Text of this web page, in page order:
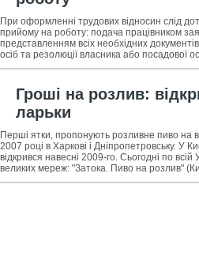
При оформленні трудових відносин слід
прийому на роботу: подача працівником
представленням всіх необхідних
осіб та резолюції власника або посадової
роботу; видання
Гроші на розлив:
ларьки
Перші ятки, пропонують розливне пиво на
2007 році в Харкові і Дніпропетровську. У
відкрився навесні 2009-го. Сьогодні по
великих мереж: "Затока. Пиво на розлив"
(Запоріжжя,